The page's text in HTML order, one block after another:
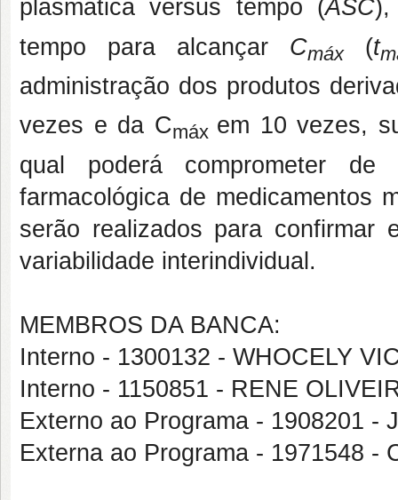
plasmática versus tempo (ASC),
tempo para alcançar Cmáx(t
administração dos produtos
vezes e da Cmáx em 10 vezes,
qual poderá comprometer de
farmacológica de medicamentos
serão realizados para
variabilidade interindividual.
MEMBROS DA BANCA:
Interno - 1300132 - WHOCELY
Interno - 1150851 - RENE
Externo ao Programa - 1908201 -
Externa ao Programa - 1971548 -